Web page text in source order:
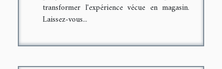
transformer l'expérience vécue en magasin.
Laissez-vous...